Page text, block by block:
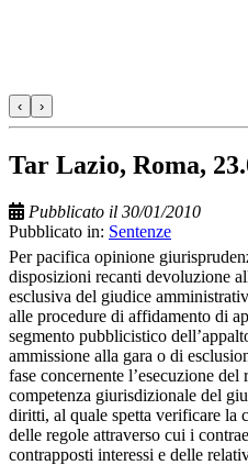
‹ ›
Tar Lazio, Roma,
Pubblicato il 30/01/2010
Pubblicato in: Sentenze
Per pacifica opinione
disposizioni recanti devoluzione
esclusiva del giudice
alle procedure di affidamento di
segmento pubblicistico
ammissione alla gara o di
fase concernente l’esecuzione
competenza giurisdizionale del
diritti, al quale spetta verificare la
delle regole attraverso cui i
contrapposti interessi e delle